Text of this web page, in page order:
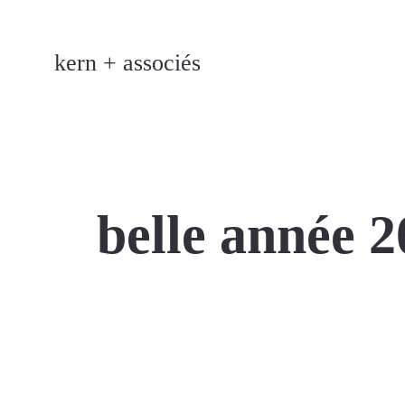
kern + associés
belle année